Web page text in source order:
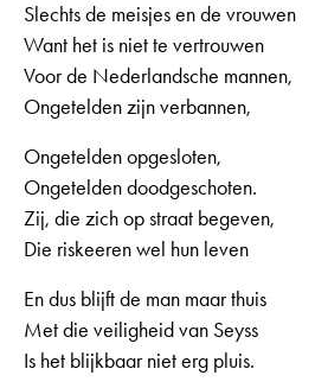
Slechts de meisjes en de vrouwen
Want het is niet te vertrouwen
Voor de Nederlandsche mannen,
Ongetelden zijn verbannen,
Ongetelden opgesloten,
Ongetelden doodgeschoten.
Zij, die zich op straat begeven,
Die riskeeren wel hun leven
En dus blijft de man maar thuis
Met die veiligheid van Seyss
Is het blijkbaar niet erg pluis.